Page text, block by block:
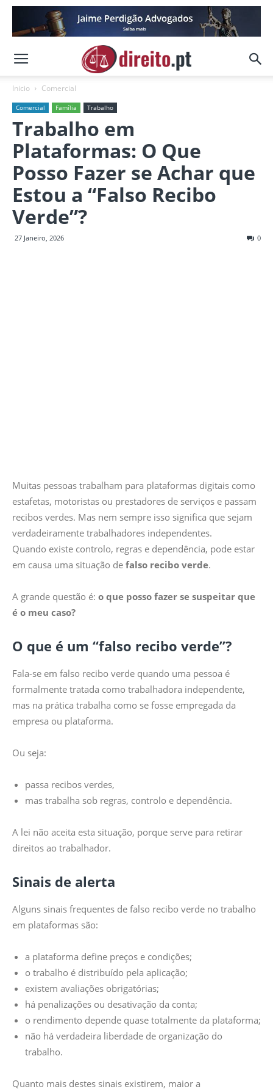
Inicio Comercial
Comercial Família Trabalho
Trabalho em
Plataformas: O Que
Posso Fazer se Achar que
Estou a “Falso Recibo
Verde”?
27 Janeiro, 2026 0
Muitas pessoas trabalham para plataformas digitais como
estafetas, motoristas ou prestadores de serviços e passam
recibos verdes. Mas nem sempre isso significa que sejam
verdadeiramente trabalhadores independentes.
Quando existe controlo, regras e dependência, pode estar
em causa uma situação de falso recibo verde.
A grande questão é: o que posso fazer se suspeitar que
é o meu caso?
O que é um “falso recibo verde”?
Fala-se em falso recibo verde quando uma pessoa é
formalmente tratada como trabalhadora independente,
mas na prática trabalha como se fosse empregada da
empresa ou plataforma.
Ou seja:
passa recibos verdes,
mas trabalha sob regras, controlo e dependência.
A lei não aceita esta situação, porque serve para retirar
direitos ao trabalhador.
Sinais de alerta
Alguns sinais frequentes de falso recibo verde no trabalho
em plataformas são:
a plataforma define preços e condições;
o trabalho é distribuído pela aplicação;
existem avaliações obrigatórias;
há penalizações ou desativação da conta;
o rendimento depende quase totalmente da plataforma;
não há verdadeira liberdade de organização do
trabalho.
Quanto mais destes sinais existirem, maior a